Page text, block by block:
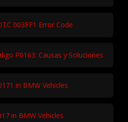
003FF1 Error Code
P0163: Causas y Soluciones
in BMW Vehicles
in BMW Vehicles